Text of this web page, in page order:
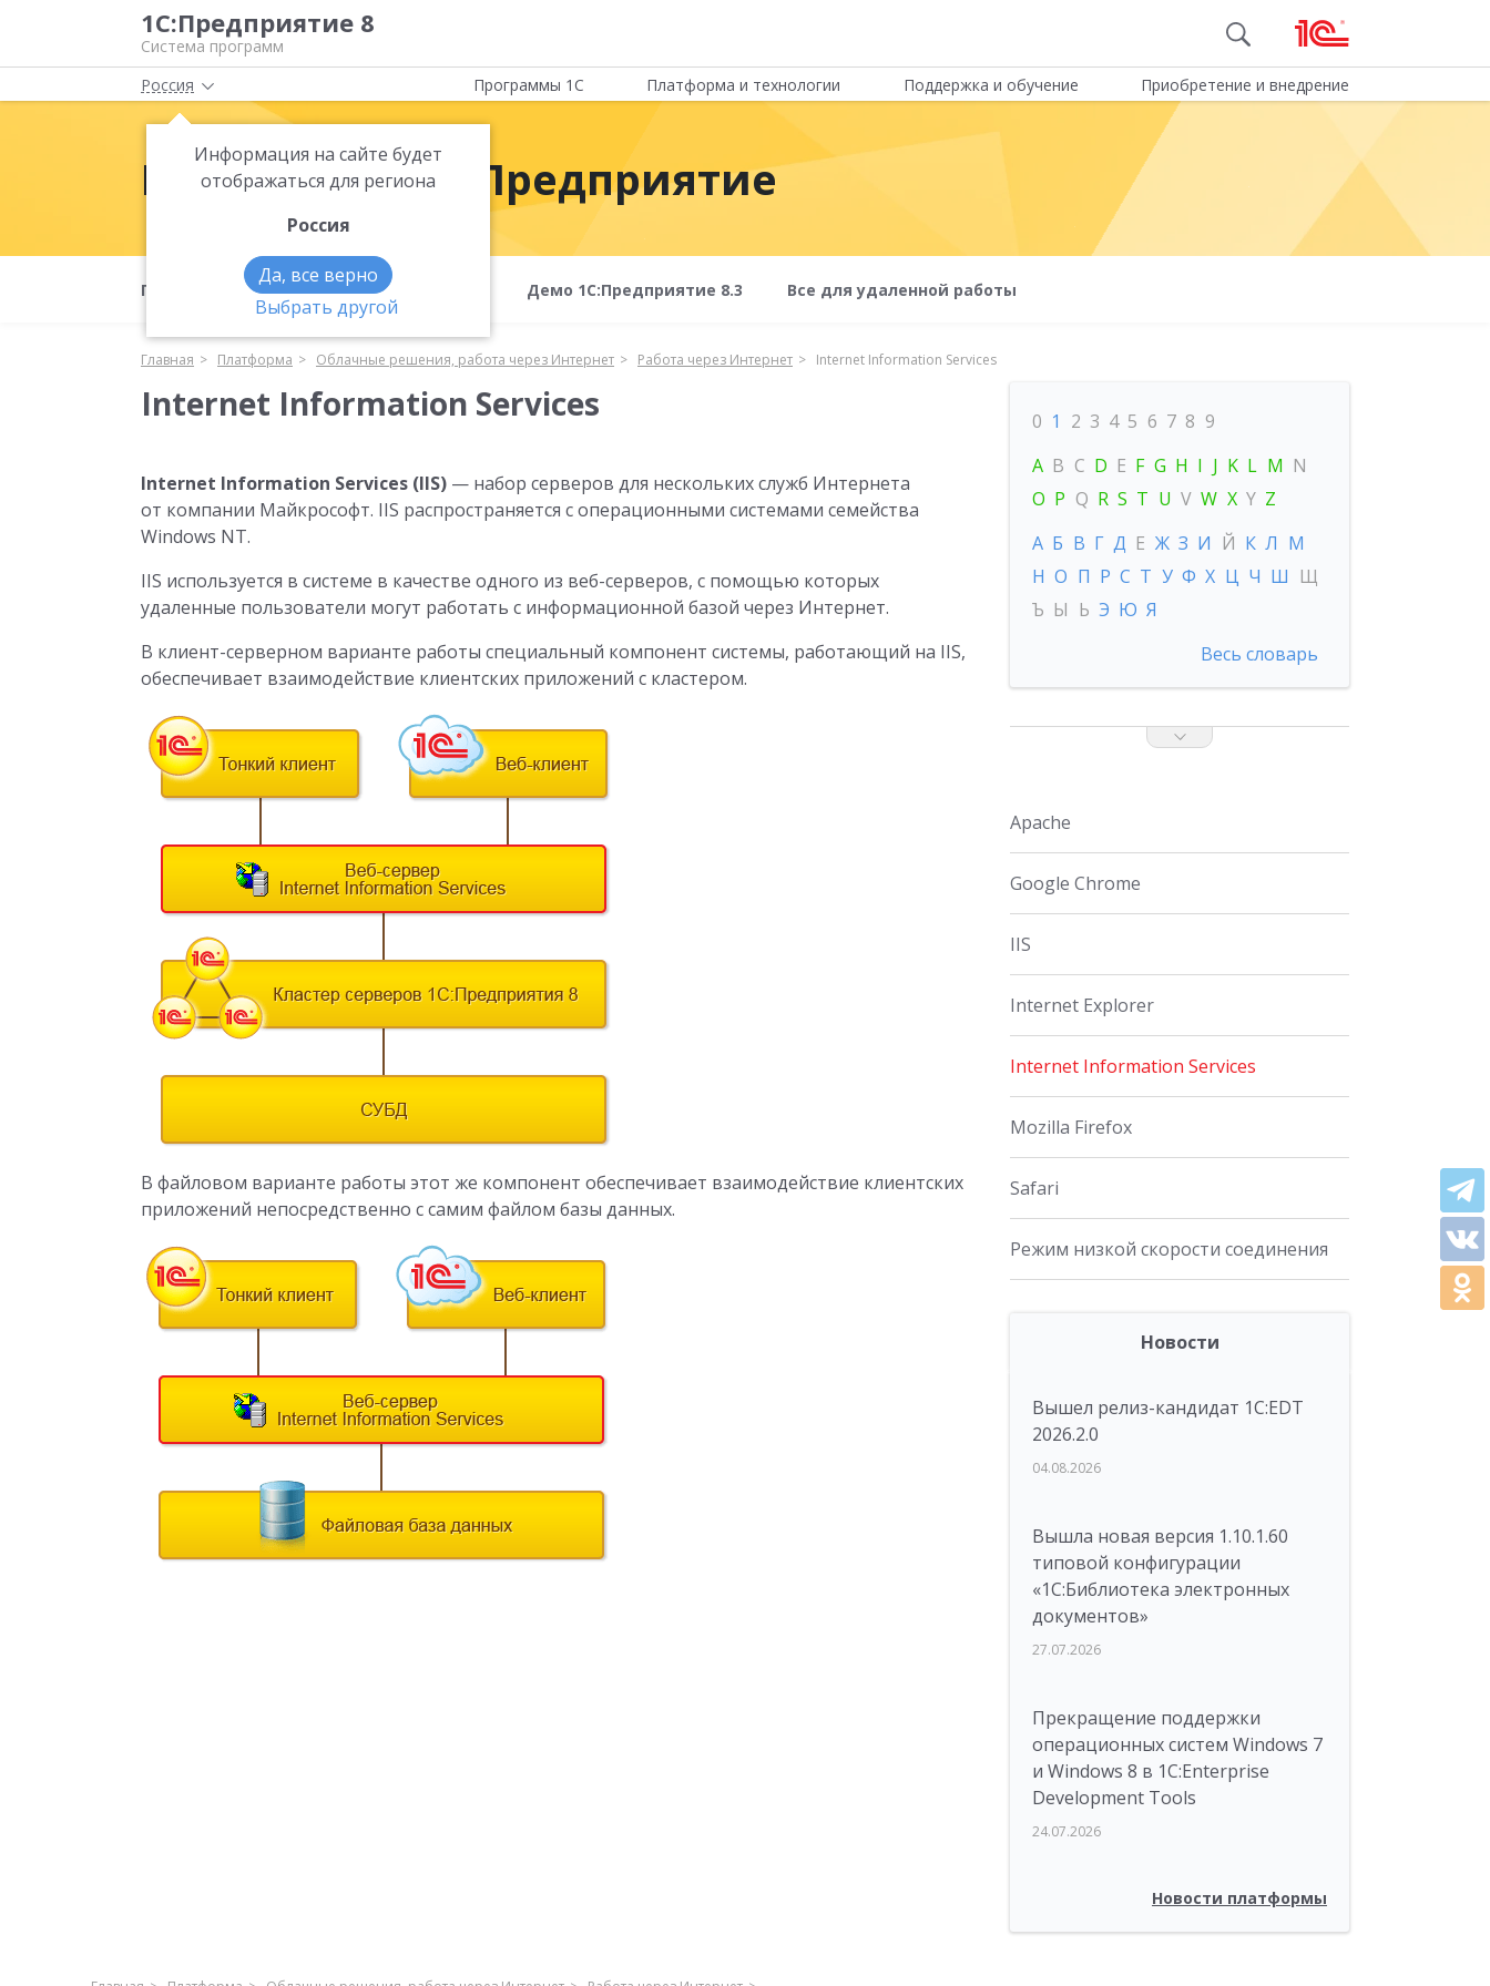
1С:Предприятие 8
Система программ
Россия
Информация на сайте будет
отображаться для региона
Россия
Да, все верно
Выбрать другой
Программы 1С Платформа и технологии Поддержка и обучение Приобретение и внедрение
Платформа 1С:Предприятие
Полезные материалы Что нового Демо 1С:Предприятие 8.3 Все для удаленной работы
Главная Платформа Облачные решения, работа через Интернет Работа через Интернет Internet Information Services
Internet Information Services
Internet Information Services (IIS) — набор серверов для нескольких служб Интернета
от компании Майкрософт. IIS распространяется с операционными системами семейства
Windows NT.
IIS используется в системе в качестве одного из веб-серверов, с помощью которых
удаленные пользователи могут работать с информационной базой через Интернет.
В клиент-серверном варианте работы специальный компонент системы, работающий на IIS,
обеспечивает взаимодействие клиентских приложений с кластером.
В файловом варианте работы этот же компонент обеспечивает взаимодействие клиентских
приложений непосредственно с самим файлом базы данных.
0 1 2 3 4 5 6 7 8 9
A B C D E F G H I J K L M N
O P Q R S T U V W X Y Z
А Б В Г Д Е Ж З И Й К Л М
Н О П Р С Т У Ф Х Ц Ч Ш Щ
Ъ Ы Ь Э Ю Я
Весь словарь
Apache
Google Chrome
IIS
Internet Explorer
Internet Information Services
Mozilla Firefox
Safari
Режим низкой скорости соединения
Новости
Вышел релиз-кандидат 1C:EDT
2026.2.0
04.08.2026
Вышла новая версия 1.10.1.60
типовой конфигурации
«1С:Библиотека электронных
документов»
27.07.2026
Прекращение поддержки
операционных систем Windows 7
и Windows 8 в 1C:Enterprise
Development Tools
24.07.2026
Новости платформы